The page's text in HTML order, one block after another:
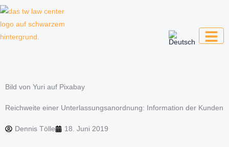
Zum
Bild von Yuri auf Pixabay
Reichweite einer Unterlassungsanordnung: Information der Kunden
Dennis Tölle 18. Juni 2019